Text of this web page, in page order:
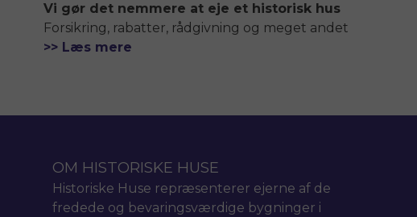
Vi gør det nemmere at eje et historisk hus
Forsikring, rabatter, rådgivning og meget andet
>> Læs mere
OM HISTORISKE HUSE
Historiske Huse repræsenterer ejerne af de
fredede og bevaringsværdige bygninger i